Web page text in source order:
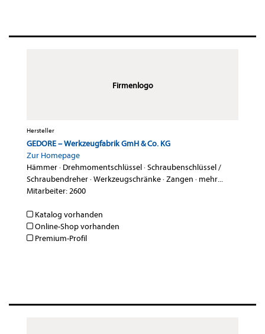
Firmenlogo
Hersteller
GEDORE – Werkzeugfabrik GmH & Co. KG
Zur Homepage
Hämmer· Drehmomentschlüssel·Schraubenschlüssel /
Schraubendreher·Werkzeugschränke·Zangen · mehr...
Mitarbeiter: 2600
Katalog vorhanden
Online-Shop vorhanden
Premium-Profil